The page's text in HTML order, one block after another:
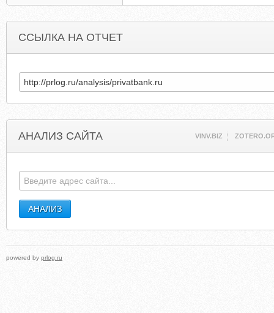
ССЫЛКА НА ОТЧЕТ
АНАЛИЗ САЙТА VINV.BIZ
powered by prlog.ru